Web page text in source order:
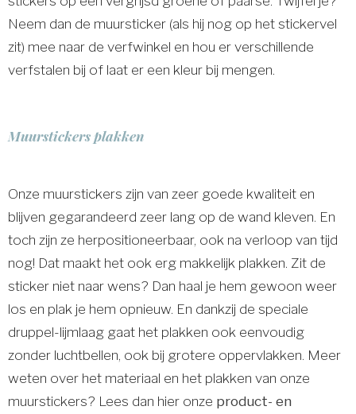
Neem dan de muursticker (als hij nog op het stickervel
zit) mee naar de verfwinkel en hou er verschillende
verfstalen bij of laat er een kleur bij mengen.
Muurstickers plakken
Onze muurstickers zijn van zeer goede kwaliteit en
blijven gegarandeerd zeer lang op de wand kleven. En
toch zijn ze herpositioneerbaar, ook na verloop van tijd
nog! Dat maakt het ook erg makkelijk plakken. Zit de
sticker niet naar wens? Dan haal je hem gewoon weer
los en plak je hem opnieuw. En dankzij de speciale
druppel-lijmlaag gaat het plakken ook eenvoudig
zonder luchtbellen, ook bij grotere oppervlakken. Meer
weten over het materiaal en het plakken van onze
muurstickers? Lees dan hier onze product- en